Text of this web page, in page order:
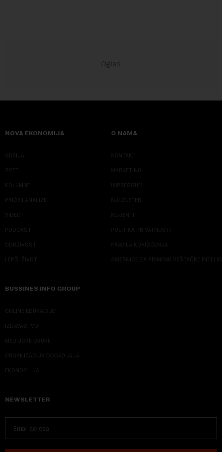
NOVA EKONOMIJA
SRBIJA
SVET
KOLUMNE
PRIČE I ANALIZE
VIDEO
PODCAST
ODRŽIVOST
LEPŠI ŽIVOT
O NAMA
KONTAKT
MARKETING
IMPRESSUM
NJUZLETER
KLIJENTI
POLITIKA PRIVATNOSTI
PRAVILA KORIŠĆENJA
SMERNICE ZA PRIMENU VEŠTAČKE
BUSSINES INFO GROUP
ONLINE EDUKACIJE
IZDAVAŠTVO
MEDIJSKE OBUKE
ORGANIZACIJA DOGADJAJA
EKONOM I JA
NEWSLETTER